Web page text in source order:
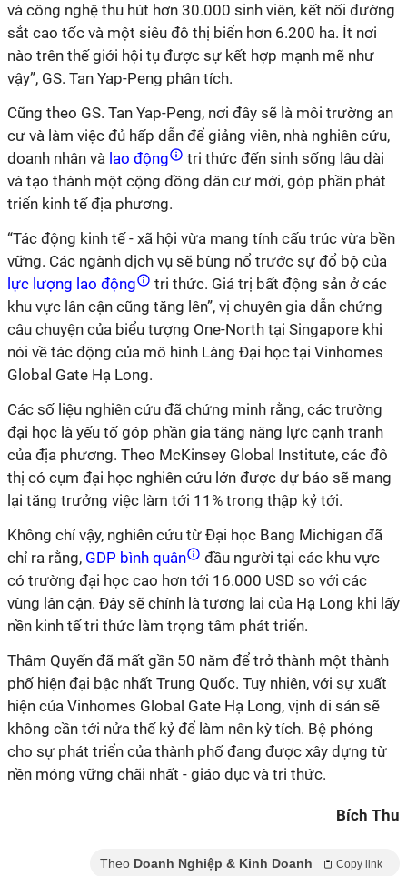
và công nghệ thu hút hơn 30.000 sinh viên, kết nối đường
sắt cao tốc và một siêu đô thị biển hơn 6.200 ha. Ít nơi
nào trên thế giới hội tụ được sự kết hợp mạnh mẽ như
vậy”, GS. Tan Yap-Peng phân tích.
Cũng theo GS. Tan Yap-Peng, nơi đây sẽ là môi trường an
cư và làm việc đủ hấp dẫn để giảng viên, nhà nghiên cứu,
doanh nhân và lao động tri thức đến sinh sống lâu dài
và tạo thành một cộng đồng dân cư mới, góp phần phát
triển kinh tế địa phương.
“Tác động kinh tế - xã hội vừa mang tính cấu trúc vừa bền
vững. Các ngành dịch vụ sẽ bùng nổ trước sự đổ bộ của
lực lượng lao động
tri thức. Giá trị bất động sản ở các
khu vực lân cận cũng tăng lên”, vị chuyên gia dẫn chứng
câu chuyện của biểu tượng One-North tại Singapore khi
nói về tác động của mô hình Làng Đại học tại Vinhomes
Global Gate Hạ Long.
Các số liệu nghiên cứu đã chứng minh rằng, các trường
đại học là yếu tố góp phần gia tăng năng lực cạnh tranh
của địa phương. Theo McKinsey Global Institute, các đô
thị có cụm đại học nghiên cứu lớn được dự báo sẽ mang
lại tăng trưởng việc làm tới 11% trong thập kỷ tới.
Không chỉ vậy, nghiên cứu từ Đại học Bang Michigan đã
chỉ ra rằng, GDP bình quân đầu người tại các khu vực
có trường đại học cao hơn tới 16.000 USD so với các
vùng lân cận. Đây sẽ chính là tương lai của Hạ Long khi lấy
nền kinh tế tri thức làm trọng tâm phát triển.
Thâm Quyến đã mất gần 50 năm để trở thành một thành
phố hiện đại bậc nhất Trung Quốc. Tuy nhiên, với sự xuất
hiện của Vinhomes Global Gate Hạ Long, vịnh di sản sẽ
không cần tới nửa thế kỷ để làm nên kỳ tích. Bệ phóng
cho sự phát triển của thành phố đang được xây dựng từ
nền móng vững chãi nhất - giáo dục và tri thức.
Bích Thu
Theo Doanh Nghiệp & Kinh Doanh Copy link